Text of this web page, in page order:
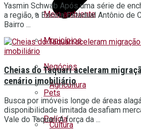
Agricultura
Cultura
Meio ambiente
Municípios
Negócios
Pets
Polícia
Yasmin Schwab Após uma série de
a região, a Escola Estadual Antônio de
Bairro ...
Cheias do Taquari aceleram
cenário imobiliário
Busca por imóveis longe de áreas
disponibilidade limitada desafiam
Vale do Taquari A força da ...